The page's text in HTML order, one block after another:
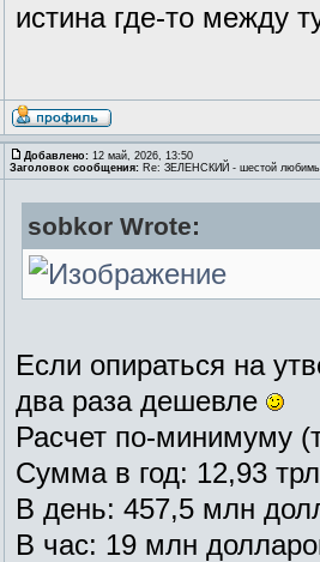
истина где-то между
Добавлено: 12 май, 2026, 13:50
Заголовок сообщения: Re: ЗЕЛЕНСКИЙ - шестой
sobkor Wrote:
Если опираться на
два раза дешевле
Расчет по-минимуму
Сумма в год: 12,93
В день: 457,5 млн
В час: 19 млн